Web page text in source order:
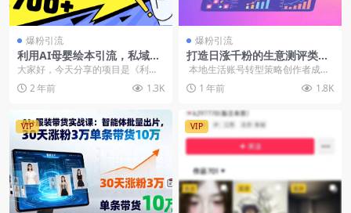
爆粉引流
利用AI母婴绘本引流，私域变
现日入700+（教程+素材）
大家好，今天分享的项目是《利用a
i一键生成母婴儿童绘本 小白轻松上
手 日入700...
2 年前 1.3K
爆粉引流
打造日涨千粉的生意测评类视
频制作指南【飞书文档教程】
本地生活账号转型策略创作者成成
曾凭借本地生活类账号在同城达人
排行榜中...
1 年前 1.8K
VIP VIP